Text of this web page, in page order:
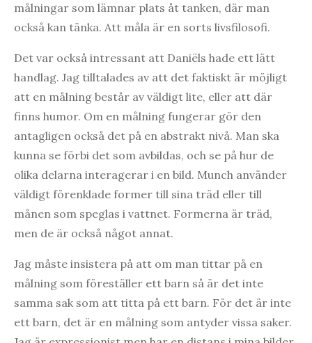
målningar som lämnar plats åt tanken, där man
också kan tänka. Att måla är en sorts livsfilosofi.
Det var också intressant att Daniëls hade ett lätt
handlag. Jag tilltalades av att det faktiskt är möjligt
att en målning består av väldigt lite, eller att där
finns humor. Om en målning fungerar gör den
antagligen också det på en abstrakt nivå. Man ska
kunna se förbi det som avbildas, och se på hur de
olika delarna interagerar i en bild. Munch använder
väldigt förenklade former till sina träd eller till
månen som speglas i vattnet. Formerna är träd,
men de är också något annat.
Jag måste insistera på att om man tittar på en
målning som föreställer ett barn så är det inte
samma sak som att titta på ett barn. För det är inte
ett barn, det är en målning som antyder vissa saker.